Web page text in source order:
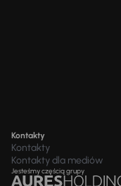
Kontakty
Kontakty
Kontakty dla mediów
Jesteśmy częścią grupy